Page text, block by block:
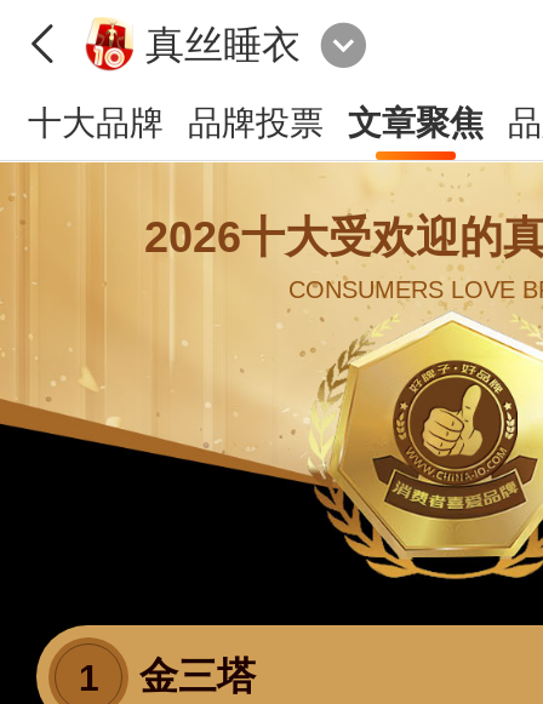
真丝睡衣
十大品牌 品牌投票 文章聚焦
2026十大受欢迎的
CONSUMERS LOVE
1 金三塔